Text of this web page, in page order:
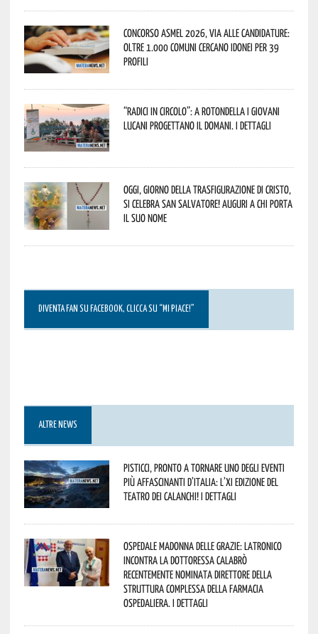
Concorso Asmel 2026, via alle candidature:
oltre 1.000 Comuni cercano idonei per 39
profili
“Radici in Circolo”: a Rotondella i giovani
lucani progettano il domani. I dettagli
Oggi, giorno della Trasfigurazione di Cristo,
si celebra San Salvatore! Auguri a chi porta
il suo nome
DIVENTA FAN SU FACEBOOK, CLICCA SU “MI PIACE!”
ALTRE NEWS
Pisticci, pronto a tornare uno degli eventi
più affascinanti d’Italia: l’XI edizione del
Teatro dei Calanchi! I dettagli
Ospedale Madonna delle Grazie: Latronico
incontra la dottoressa Calabrò
recentemente nominata Direttore della
Struttura Complessa della Farmacia
Ospedaliera. I dettagli